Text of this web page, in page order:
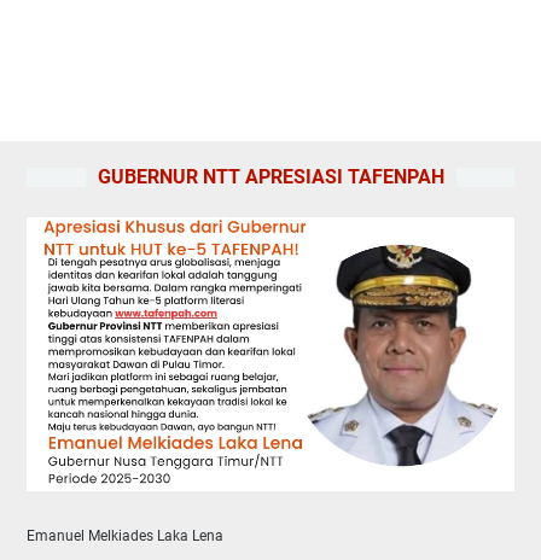
GUBERNUR NTT APRESIASI TAFENPAH
Emanuel Melkiades Laka Lena